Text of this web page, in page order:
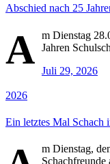
Abschied nach 25
A m Dienstag
Jahren
Juli 29, 2026
2026
Ein letztes Mal Schach
m Dienstag,